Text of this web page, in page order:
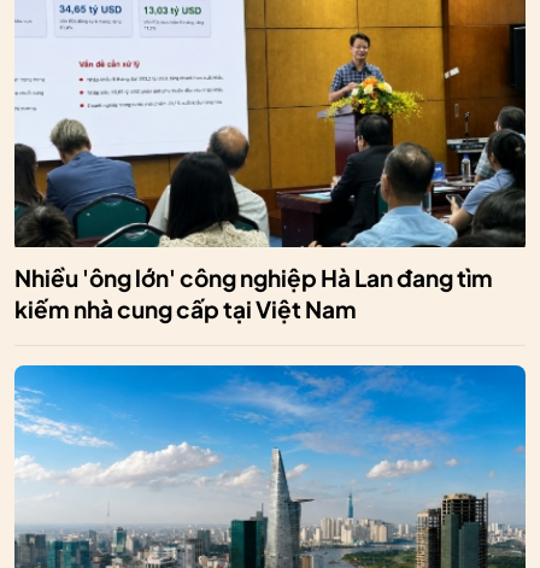
Nhiều 'ông lớn' công nghiệp Hà Lan đang tìm
kiếm nhà cung cấp tại Việt Nam